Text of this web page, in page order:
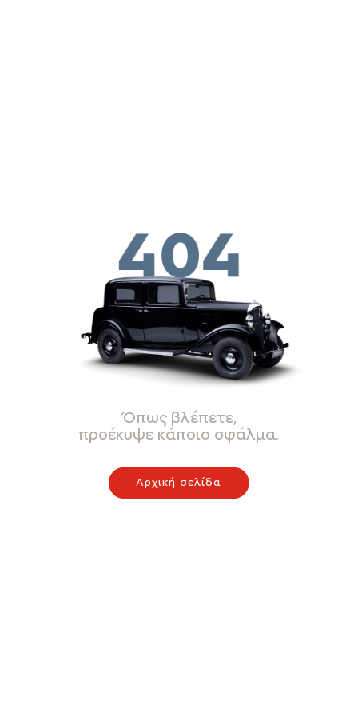
Όπως βλέπετε,
προέκυψε κάποιο σφάλμα.
Αρχική σελίδα